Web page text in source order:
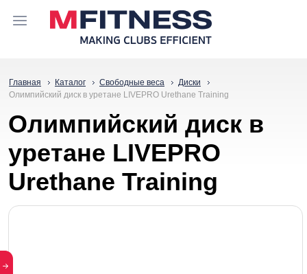
Главная Каталог Свободные веса
Диски
Олимпийский диск в уретане LIVEPRO Urethane Training
Олимпийский диск в
уретане LIVEPRO
Urethane Training